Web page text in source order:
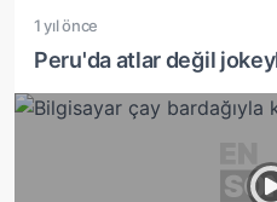
1 yıl önce
Peru'da atlar değil